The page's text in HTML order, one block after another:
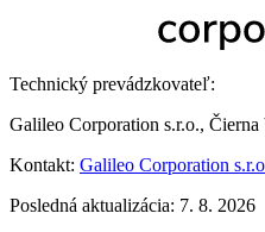
Technický prevádzkovateľ:
Galileo Corporation s.r.o.,
Kontakt: Galileo Corporation
Posledná aktualizácia: 7. 8. 2026